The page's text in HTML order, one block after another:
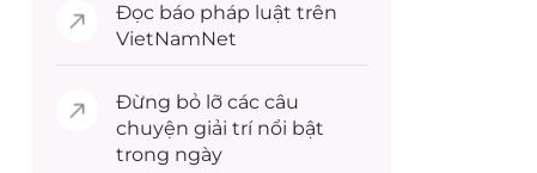
Đọc báo pháp luật trên
VietNamNet
Đừng bỏ lỡ các câu
chuyện giải trínổi bật
trong ngày